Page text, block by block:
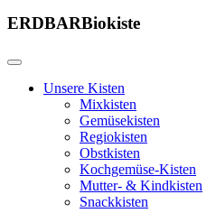
ERDBARBiokiste
Unsere Kisten
Mixkisten
Gemüsekisten
Regiokisten
Obstkisten
Kochgemüse-Kisten
Mutter- & Kindkisten
Snackkisten